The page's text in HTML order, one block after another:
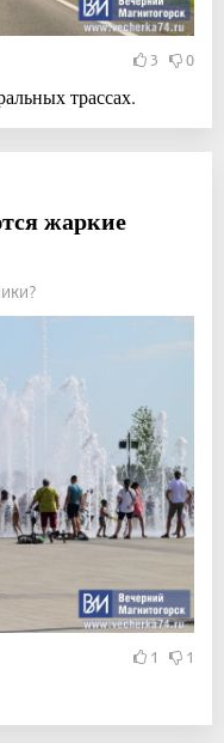
3 0
трассах.
жаркие
1 1